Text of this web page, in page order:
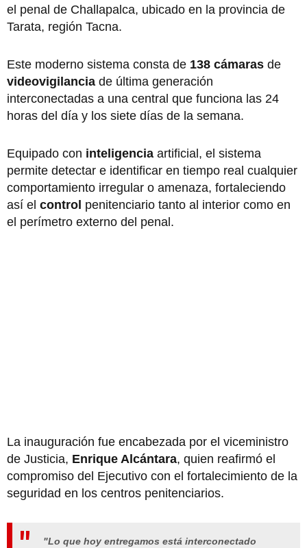
el penal de Challapalca, ubicado en la provincia de
Tarata, región Tacna.
Este moderno sistema consta de 138 cámaras de
videovigilancia de última generación
interconectadas a una central que funciona las 24
horas del día y los siete días de la semana.
Equipado con inteligencia artificial, el sistema
permite detectar e identificar en tiempo real cualquier
comportamiento irregular o amenaza, fortaleciendo
así el control penitenciario tanto al interior como en
el perímetro externo del penal.
La inauguración fue encabezada por el viceministro
de Justicia, Enrique Alcántara, quien reafirmó el
compromiso del Ejecutivo con el fortalecimiento de la
seguridad en los centros penitenciarios.
"Lo que hoy entregamos está interconectado